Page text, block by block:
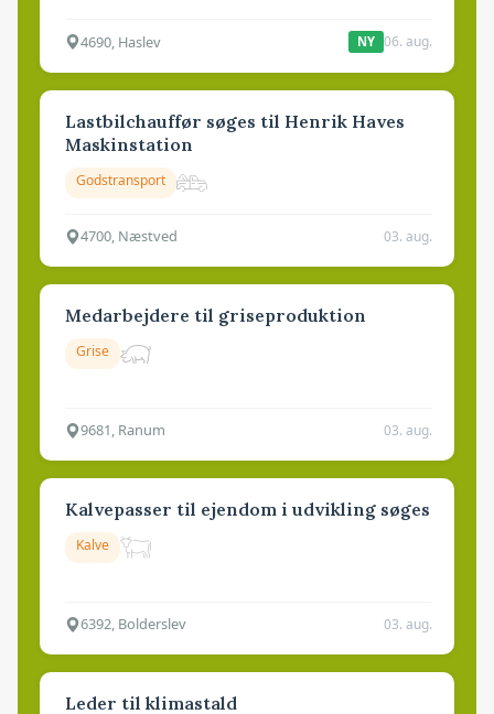
4690, Haslev NY 06. aug.
Lastbilchauffør søges til Henrik Haves
Maskinstation
Godstransport
4700, Næstved 03. aug.
Medarbejdere til griseproduktion
Grise
9681, Ranum 03. aug.
Kalvepasser til ejendom i udvikling søges
Kalve
6392, Bolderslev 03. aug.
Leder til klimastald